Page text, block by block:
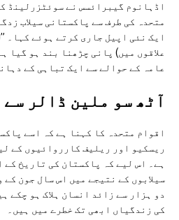
اڈہانوم گیبرائسس نے سوئٹزرلینڈ
متحدہ کی طرف سے پاکستانی سیلاب
ایک نئی اپیل جاری کرتے ہوئے کہا۔
علاقوں میں) پانی چڑھنا بند ہو گیا
عامہ کے حوالے سے ایک تباہی کے
آٹھ سو ملین ڈالر
اقوام متحدہ کا کہنا ہے کہ اسے
ہے۔ اس لیے کہ پاکستان کی تاریخ
سیلابوں کے نتیجے میں اس سال جون
دو ہزار سے زائد انسان ہلاک ہو چکے
کی زندگیاں ابھی تک خطرے میں ہیں۔